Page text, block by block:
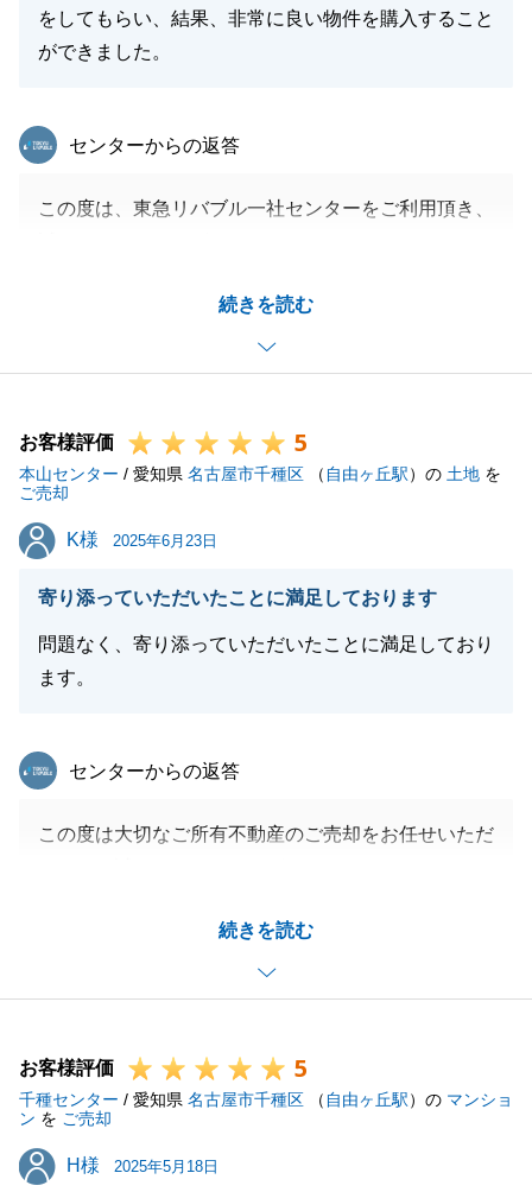
をしてもらい、結果、非常に良い物件を購入すること
ができました。
続きを読む
東急リバブル
センターからの返答
この度は、東急リバブル一社センターをご利用頂き、
まして、ありがとうございました。
今後、不動産に関してお困り事がございましたらお気
軽にお申し付けくださいませ。
お客様評価 5
本山センター / 愛知県 名古屋市千種区 （ 自由ヶ丘駅）の 土地 を
ご売却
K様
K様 2025年6月23日
寄り添っていただいたことに満足しております
問題なく、寄り添っていただいたことに満足しており
ます。
続きを読む
東急リバブル
センターからの返答
この度は大切なご所有不動産のご売却をお任せいただ
でお話を進めることができ、安堵しております。
これもK様の多大なご協力あってのお話でございまし
た。誠にありがとうございます。
困りごとがございましたらいつでもお申しつけくださ
い。
今後とも何卒よろしくお願いいたします。
お客様評価 5
千種センター / 愛知県 名古屋市千種区 （ 自由ヶ丘駅）の マンショ
ン を ご売却
H様
H様 2025年5月18日